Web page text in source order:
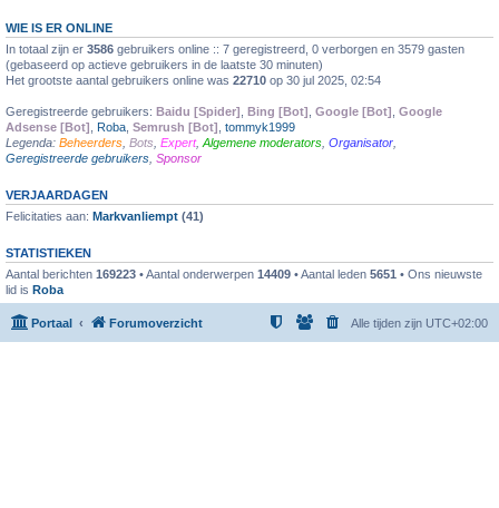
WIE IS ER ONLINE
In totaal zijn er 3586 gebruikers online :: 7 geregistreerd, 0 verborgen en 3579 gasten
(gebaseerd op actieve gebruikers in de laatste 30 minuten)
Het grootste aantal gebruikers online was 22710 op 30 jul 2025, 02:54
Geregistreerde gebruikers: Baidu [Spider] Bing [Bot] Google [Bot] Google
Adsense [Bot]
Roba Semrush [Bot] tommyk1999
Legenda: Beheerders Bots Expert, Algemene moderators Organisator
Geregistreerde gebruikers Sponsor
VERJAARDAGEN
Felicitaties aan: Markvanliempt (41)
STATISTIEKEN
Aantal berichten 169223 • Aantal onderwerpen 14409 • Aantal leden 5651 • Ons nieuwste
lid is Roba
Portaal Forumoverzicht Alle tijden zijn UTC+02:00